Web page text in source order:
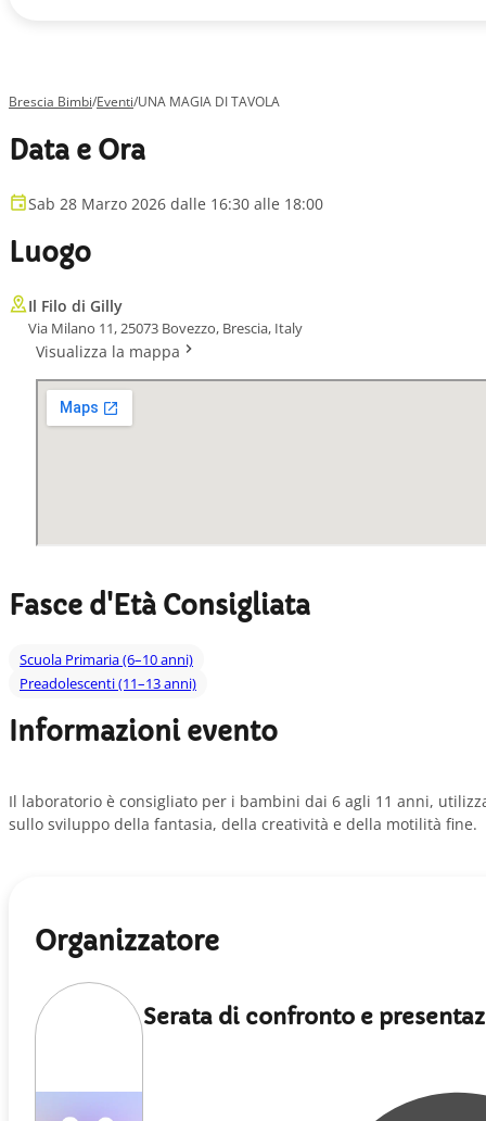
Brescia Bimbi/Eventi/UNA MAGIA DI TAVOLA
Data e Ora
Sab 28 Marzo 2026 dalle 16:30 alle 18:00
Luogo
Il Filo di Gilly
Via Milano 11, 25073 Bovezzo, Brescia, Italy
Visualizza la mappa
Fasce d'Età Consigliata
Scuola Primaria (6–10 anni)
Preadolescenti (11–13 anni)
Informazioni evento
Il laboratorio è consigliato per i bambini dai 6 agli 11 anni,
sullo sviluppo della fantasia, della creatività e della motilità fine.
Organizzatore
Serata di confronto e